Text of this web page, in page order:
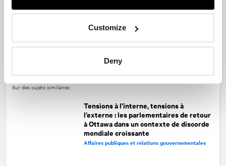
Customize
Deny
Partagez
Sur des sujets similaires
Tensions à l’interne, tensions à
l’externe : les parlementaires de retour
à Ottawa dans un contexte de discorde
mondiale croissante
Affaires publiques et relations gouvernementales